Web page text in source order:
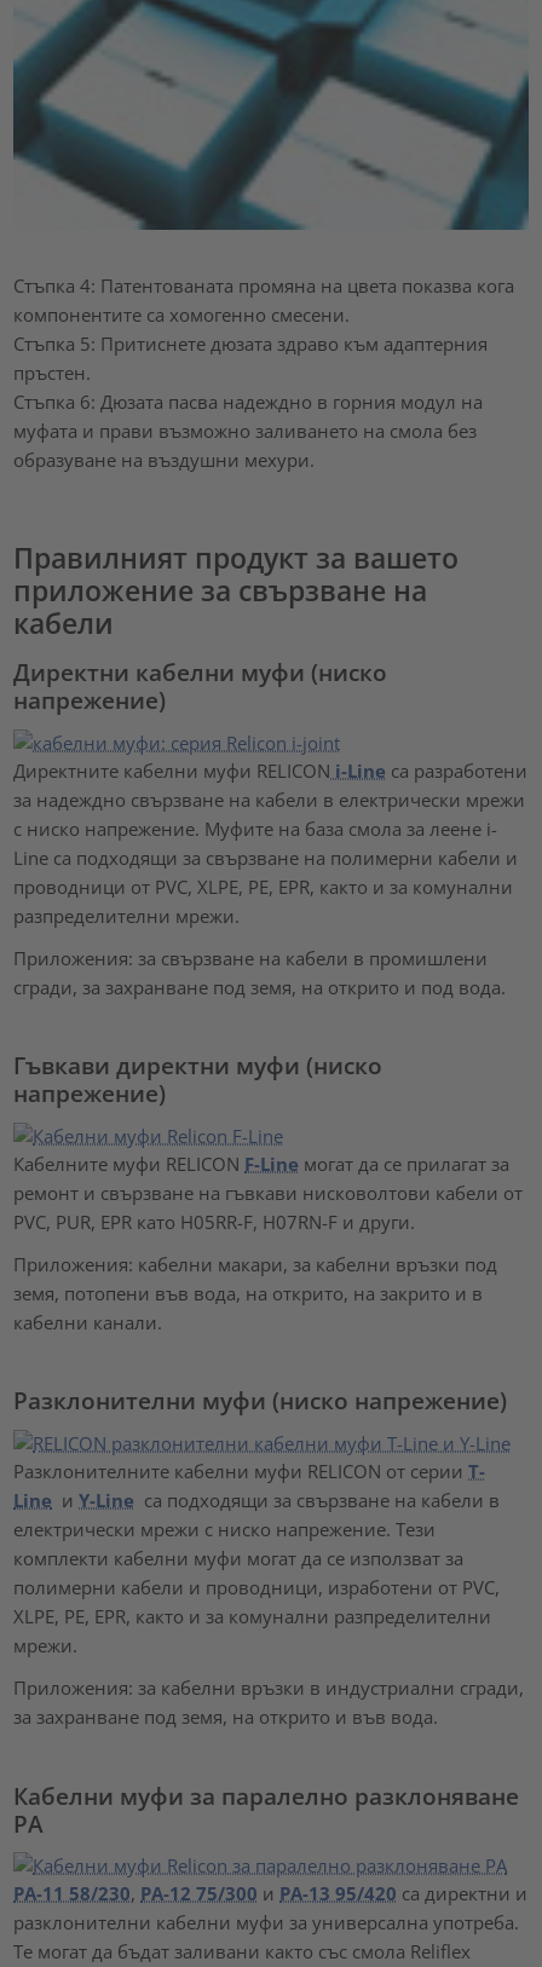
Стъпка 4: Патентованата промяна на цвета показва кога
компонентите са хомогенно смесени.
Стъпка 5: Притиснете дюзата здраво към адаптерния
пръстен.
Стъпка 6: Дюзата пасва надеждно в горния модул на
муфата и прави възможно заливането на смола без
образуване на въздушни мехури.
Правилният продукт за вашето
приложение за свързване на
кабели
Директни кабелни муфи (ниско
напрежение)
Директните кабелни муфи RELICON i-Line са разработени
за надеждно свързване на кабели в електрически мрежи
с ниско напрежение. Муфите на база смола за леене i-
Line са подходящи за свързване на полимерни кабели и
проводници от PVC, XLPE, PE, EPR, както и за комунални
разпределителни мрежи.
Приложения: за свързване на кабели в промишлени
сгради, за захранване под земя, на открито и под вода.
Гъвкави директни муфи (ниско
напрежение)
Кабелните муфи RELICON F-Line могат да се прилагат за
ремонт и свързване на гъвкави нисковолтови кабели от
PVC, PUR, EPR като H05RR-F, H07RN-F и други.
Приложения: кабелни макари, за кабелни връзки под
земя, потопени във вода, на открито, на закрито и в
кабелни канали.
Разклонителни муфи (ниско напрежение)
Разклонителните кабелни муфи RELICON от серииT-
Line иY-Line са подходящи за свързване на кабели в
електрически мрежи с ниско напрежение. Тези
комплекти кабелни муфи могат да се използват за
полимерни кабели и проводници, изработени от PVC,
XLPE, PE, EPR, както и за комунални разпределителни
мрежи.
Приложения: за кабелни връзки в индустриални сгради,
за захранване под земя, на открито и във вода.
Кабелни муфи за паралелно разклоняване
PA
PA-11 58/230, PA-12 75/300 и PA-13 95/420 са директни и
разклонителни кабелни муфи за универсална употреба.
Те могат да бъдат заливани както със смола Reliflex